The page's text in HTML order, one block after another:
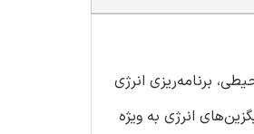
برنامه‌ریزی انرژی
انرژی به ویژه